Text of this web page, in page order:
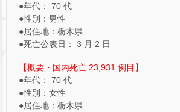
●年代： 70 代
●性別：男性
●居住地：栃木県
●死亡公表日： 3 月 2 日
【概要・国内死亡 23,931 例目】
●年代： 70 代
●性別：女性
●居住地：栃木県